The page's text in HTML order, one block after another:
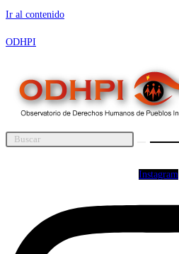
Ir al contenido
ODHPI
Instagram